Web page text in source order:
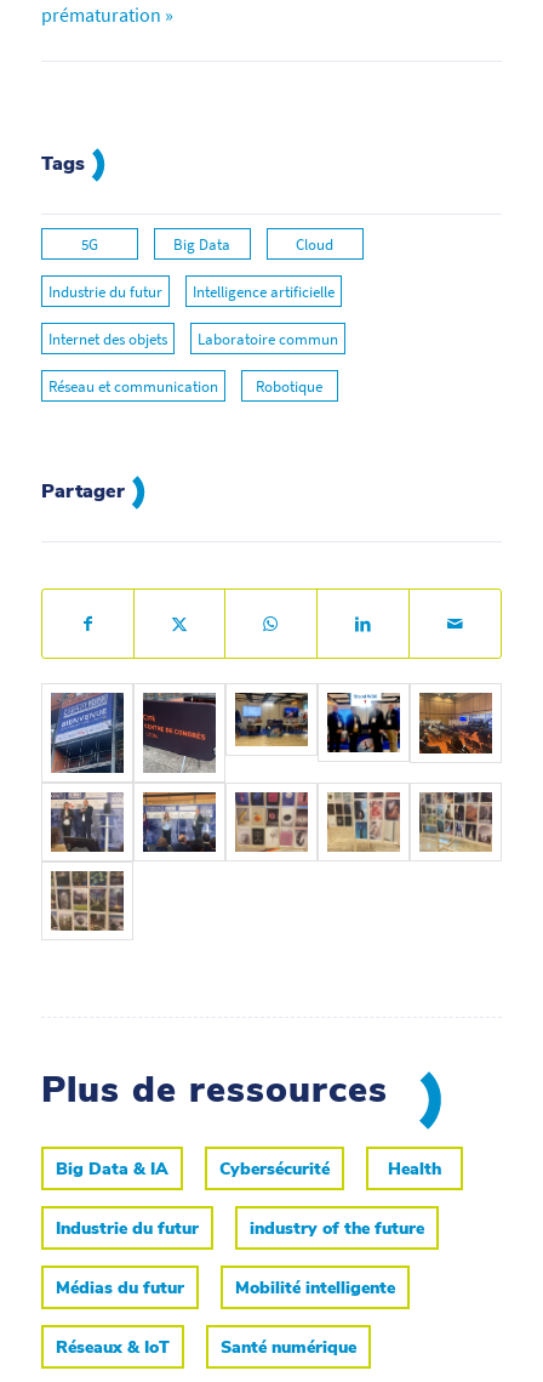
prématuration »
Tags
5G Big Data Cloud
Industrie du futur Intelligence artificielle
Internet des objets Laboratoire commun
Réseau et communication Robotique
Partager
Plus de ressources
Big Data & IA Cybersécurité Health
Industrie du futur industry of the future
Médias du futur Mobilité intelligente
Réseaux & IoT Santé numérique